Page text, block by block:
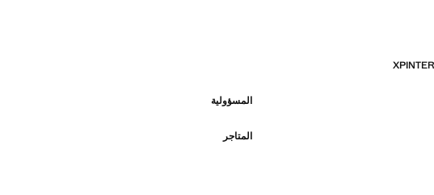
X
المسؤولية
المتاجر